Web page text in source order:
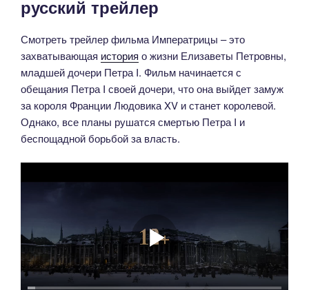
русский трейлер
Смотреть трейлер фильма Императрицы – это
захватывающая история о жизни Елизаветы Петровны,
младшей дочери Петра I. Фильм начинается с
обещания Петра I своей дочери, что она выйдет замуж
за короля Франции Людовика XV и станет королевой.
Однако, все планы рушатся смертью Петра I и
беспощадной борьбой за власть.